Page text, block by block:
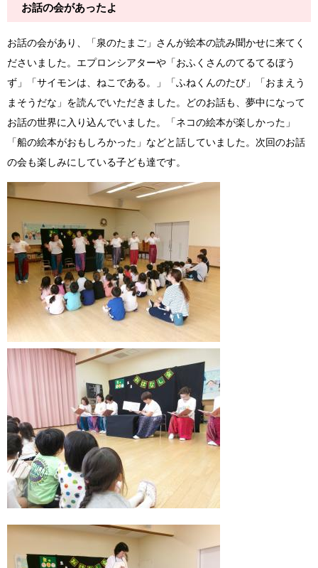
お話の会があったよ
お話の会があり、「泉のたまご」さんが絵本の読み聞かせに来てく
ださいました。エプロンシアターや「おふくさんのてるてるぼう
ず」「サイモンは、ねこである。」「ふねくんのたび」「おまえう
まそうだな」を読んでいただきました。どのお話も、夢中になって
お話の世界に入り込んでいました。「ネコの絵本が楽しかった」
「船の絵本がおもしろかった」などと話していました。次回のお話
の会も楽しみにしている子ども達です。